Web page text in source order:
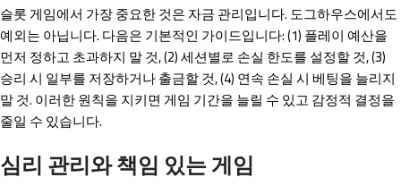
슬롯 게임에서 가장 중요한 것은 자금 관리입니다. 도그하우스에서도
예외는 아닙니다. 다음은 기본적인 가이드입니다: (1) 플레이 예산을
먼저 정하고 초과하지 말 것, (2) 세션별로 손실 한도를 설정할 것, (3)
승리 시 일부를 저장하거나 출금할 것, (4) 연속 손실 시 베팅을 늘리지
말 것. 이러한 원칙을 지키면 게임 기간을 늘릴 수 있고 감정적 결정을
줄일 수 있습니다.
심리 관리와 책임 있는 게임